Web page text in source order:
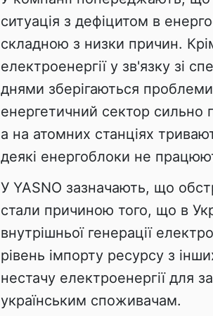
ситуація з дефіцитом в
складною з низки причин.
електроенергії у зв'язку зі
днями зберігаються
енергетичний сектор сильно
а на атомних станціях
деякі енергоблоки не
У YASNO зазначають, що
стали причиною того, що в
внутрішньої генерації
рівень імпорту ресурсу з
нестачу електроенергії для
українським споживачам.